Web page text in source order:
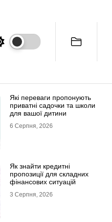
Які переваги пропонують
приватні садочки та школи
для вашої дитини
6 Серпня, 2026
Як знайти кредитні
пропозиції для складних
фінансових ситуацій
3 Серпня, 2026